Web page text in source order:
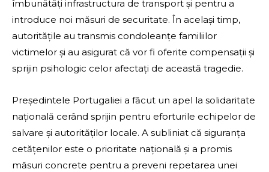
îmbunătăți infrastructura de transport și pentru a
introduce noi măsuri de securitate. În același timp,
autoritățile au transmis condoleanțe familiilor
victimelor și au asigurat că vor fi oferite compensații și
sprijin psihologic celor afectați de această tragedie.
Președintele Portugaliei a făcut un apel la solidaritate
națională cerând sprijin pentru eforturile echipelor de
salvare și autorităților locale. A subliniat că siguranța
cetățenilor este o prioritate națională și a promis
măsuri concrete pentru a preveni repetarea unei